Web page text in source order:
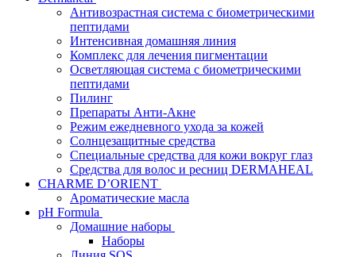
Антивозрастная система с биометрическими
пептидами
Интенсивная домашняя линия
Комплекс для лечения пигментации
Осветляющая система с биометрическими
пептидами
Пилинг
Препараты Анти-Акне
Режим ежедневного ухода за кожей
Солнцезащитные средства
Специальные средства для кожи вокруг глаз
Средства для волос и ресниц DERMAHEAL
CHARME D’ORIENT
Ароматические масла
pH Formula
Домашние наборы
Наборы